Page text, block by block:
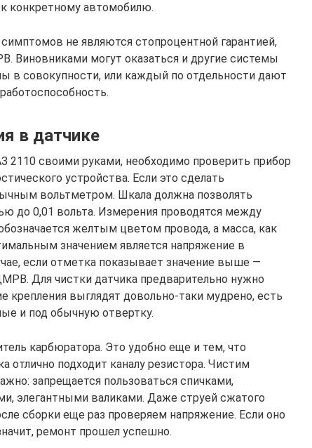
к конкретному автомобилю.
не являются стопроцентной гарантией,
Виновниками могут оказаться и другие системы
в совокупности, или каждый по отдельности дают
в датчике
своими руками, необходимо проверить прибор
устройства. Если это сделать
вольтметром. Шкала должна позволять
до 0,01 вольта. Измерения проводятся между
желтым цветом провода, а масса, как
значением является напряжение в
если отметка показывает значение выше —
Для чистки датчика предварительно нужно
крепления выглядят довольно-таки мудрено, есть
и под обычную отвертку.
карбюратора. Это удобно еще и тем, что
отлично подходит каналу резистора. Чистим
запрещается пользоваться спичками,
элегантными валиками. Даже струей сжатого
сборки еще раз проверяем напряжение. Если оно
ремонт прошел успешно.